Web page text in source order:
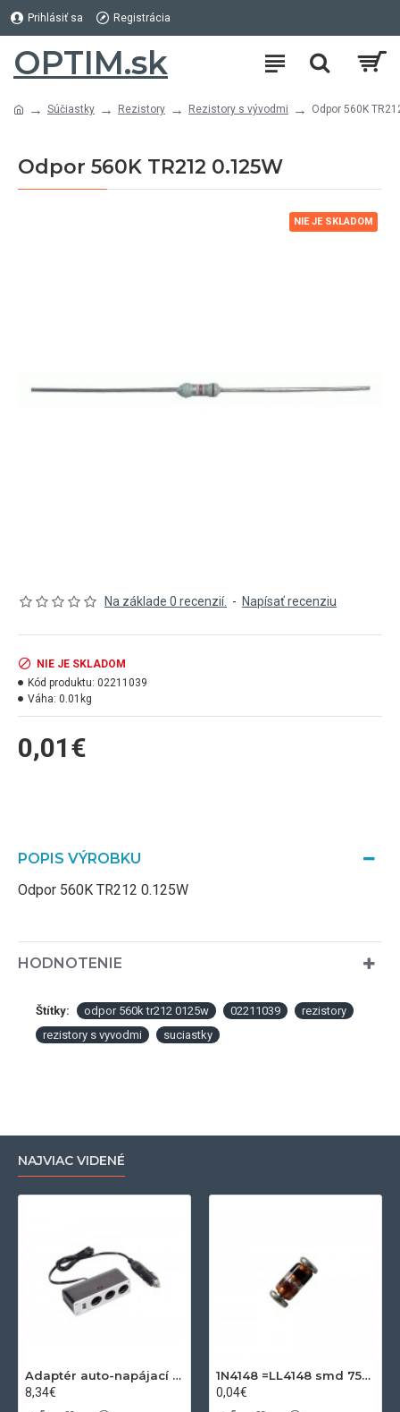
Prihlásiť sa Registrácia
OPTIM.sk
Súčiastky Rezistory Rezistory s vývodmi Odpor 560K
Odpor 560K TR212 0.125W
NIE JE SKLADOM
Na základe 0 recenzií. - Napísať recenziu
0,01€
NIE JE SKLADOM
Kód produktu: 02211039
Váha: 0.01kg
POPIS VÝROBKU
Odpor 560K TR212 0.125W
HODNOTENIE
Štítky: odpor 560k tr212 0125w 02211039
rezistory
rezistory s vyvodmi
suciastky
NAJVIAC VIDENÉ
Adaptér auto-napájací 1xkon./3x zdierka- 12/24V, USB 1000mA
8,34€
1N4148 =LL4148 smd 75V,0.15A SOD80C
0,04€